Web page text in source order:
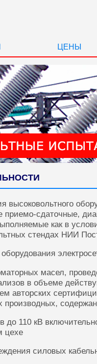
ЦЕНЫ
высоковольтного
сдаточные,
как в
стендах НИИ
масел,
в объеме
авторских
до 110 кВ
цехе
силовых